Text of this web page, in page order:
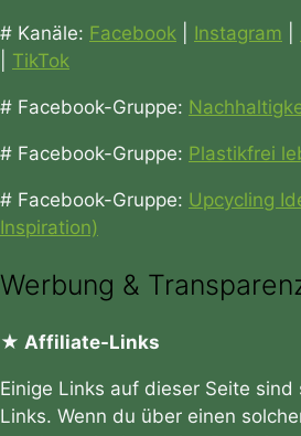
# Kanäle: Facebook Instagram
TikTok
# Facebook-Gruppe:
# Facebook-Gruppe: Plastikfrei
# Facebook-Gruppe: Upcycling
Inspiration)
Werbung &
★ Affiliate-Links
Einige Links auf dieser Seite
Links. Wenn du über einen